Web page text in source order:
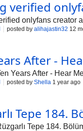
verified
onlyfans creator
posted by alihajastin32 12
After -
Years After - Hear
posted by Shella 1 year ago
Tepe 184.
Tepe 184.